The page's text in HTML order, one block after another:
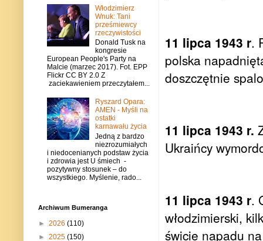
11 lipca 1943 r.
polska
doszczętnie
11 lipca 1943 r.
Ukraińcy
11 lipca 1943 r.
włodzimierski,
świcie napadu
Włodzimierz
Wnuk: Tani
prześmiewcy
rzeczywistości
Donald Tusk na
kongresie
European People's Party na
Malcie (marzec 2017). Fot. EPP
Flickr CC BY 2.0 Z
zaciekawieniem przeczytałem...
Ryszard Opara:
AMEN - Myśli na
ostatki
karnawału życia
Jedną z bardzo
niezrozumiałych
i niedocenianych podstaw życia
i zdrowia jest U śmiech -
pozytywny stosunek – do
wszystkiego. Myślenie, rado...
Archiwum Bumeranga
► 2026 (110)
► 2025 (150)